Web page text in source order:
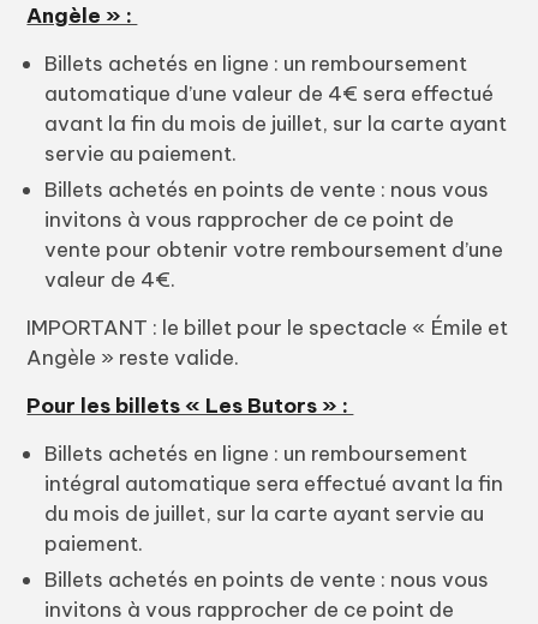
Angèle » :
Billets achetés en ligne : un remboursement
automatique d’une valeur de 4€ sera effectué
avant la fin du mois de juillet, sur la carte ayant
servie au paiement.
Billets achetés en points de vente : nous vous
invitons à vous rapprocher de ce point de
vente pour obtenir votre remboursement d’une
valeur de 4€.
IMPORTANT : le billet pour le spectacle « Émile et
Angèle » reste valide.
Pour les billets « Les Butors » :
Billets achetés en ligne : un remboursement
intégral automatique sera effectué avant la fin
du mois de juillet, sur la carte ayant servie au
paiement.
Billets achetés en points de vente : nous vous
invitons à vous rapprocher de ce point de